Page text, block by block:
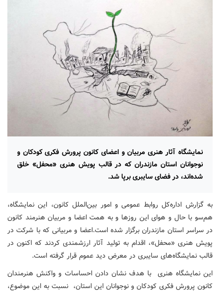
نمایشگاه آثار هنری مربیان و اعضای کانون پرورش فکری کودکان و
نوجوانان استان مازندران که در قالب پویش هنری «محفل» خلق
شده‌اند، در فضای سایبری برپا شد.
به گزارش اداره‌کل روابط عمومی و امور بین‌الملل کانون، این نمایشگاه،
هم‌سو با حال و هوای این روزها و به همت اعضا و مربیان هنرمند کانون
در سراسر استان مازندران برگزار شده است.اعضا و مربیانی که با شرکت در
پویش هنری «محفل»، اقدام به تولید آثار ارزشمندی کردند که اکنون در
قالب نمایشگاه‌های سایبری در معرض دید عموم قرار گرفته است.
این نمایشگاه هنری با هدف نشان دادن احساسات و واکنش هنرمندان
کانون پرورش فکری کودکان و نوجوانان این استان، نسبت به این موضوع،